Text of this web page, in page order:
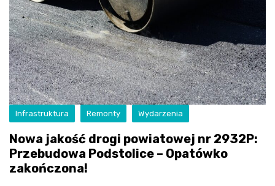
Infrastruktura Remonty Wydarzenia
Nowa jakość drogi powiatowej nr 2932P:
Przebudowa Podstolice – Opatówko
zakończona!